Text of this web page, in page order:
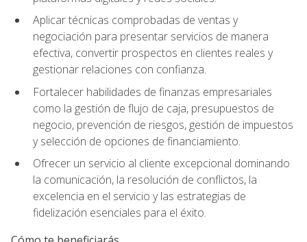
Aplicar técnicas comprobadas de ventas y
negociación para presentar servicios de manera
efectiva, convertir prospectos en clientes reales y
gestionar relaciones con confianza.
Fortalecer habilidades de finanzas empresariales
como la gestión de flujo de caja, presupuestos de
negocio, prevención de riesgos, gestión de impuestos
y selección de opciones de financiamiento.
Ofrecer un servicio al cliente excepcional dominando
la comunicación, la resolución de conflictos, la
excelencia en el servicio y las estrategias de
fidelización esenciales para el éxito.